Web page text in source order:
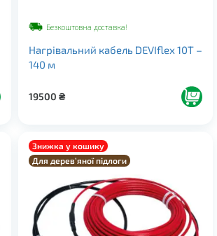
Безкоштовна доставка!
Нагрівальний кабель DEVIflex 10Т –
140 м
19500 ₴
Знижка у кошику
Для дерев’яної підлоги